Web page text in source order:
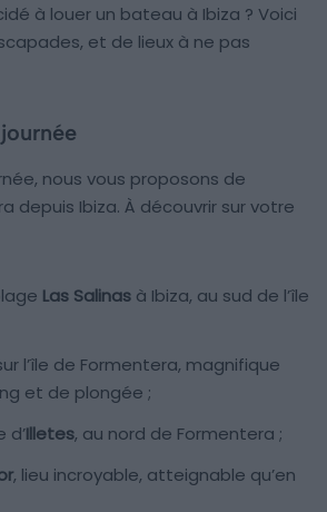
à louer un bateau à Ibiza ? Voici
et de lieux à ne pas
nous vous proposons de
depuis Ibiza. À découvrir sur votre
Las Salinas à Ibiza, au sud de l’île
l’île de Formentera, magnifique
et de plongée ;
d’Illetes, au nord de Formentera ;
, lieu incroyable, atteignable qu’en